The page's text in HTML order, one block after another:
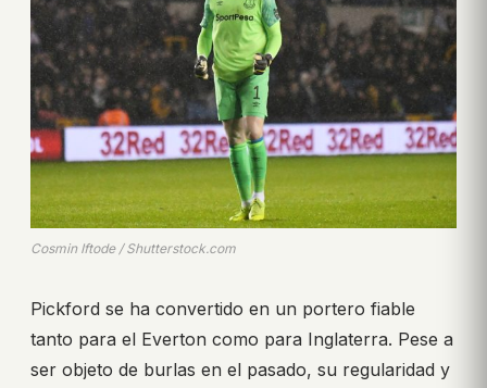
Cosmin Iftode / Shutterstock.com
Pickford se ha convertido en un portero fiable
tanto para el Everton como para Inglaterra. Pese a
ser objeto de burlas en el pasado, su regularidad y